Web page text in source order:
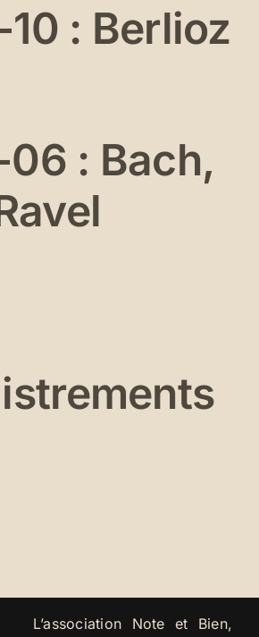
: Berlioz
: Bach,
L’association Note et Bien,